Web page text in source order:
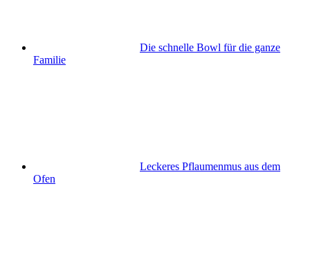
Die schnelle Bowl für die ganze
Familie
Leckeres Pflaumenmus aus dem
Ofen